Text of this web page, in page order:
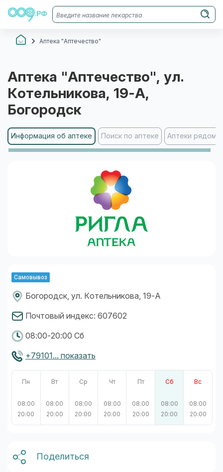
Аптека "Аптечество"
Аптека "Аптечество", ул.
Котельникова, 19-А,
Богородск
Информация об аптеке Поиск по аптеке Аптеки рядом
Самовывоз
Богородск, ул. Котельникова, 19-А
Почтовый индекс: 607602
08:00-20:00 Сб
+79101... показать
Пн
08:00
20:00
Вт
08:00
20:00
Ср
08:00
20:00
Чт
08:00
20:00
Пт
08:00
20:00
Сб
08:00
20:00
Вс
08:00
20:00
Поделиться